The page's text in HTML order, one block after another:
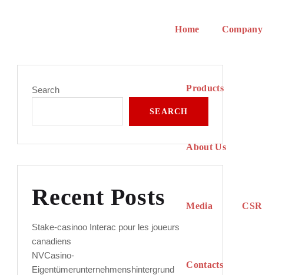
Home Company
Products
About Us
Media CSR
Contacts
Search
SEARCH
Recent Posts
Stake-casinoo Interac pour les joueurs
canadiens
NVCasino-
Eigentümerunternehmenshintergrund